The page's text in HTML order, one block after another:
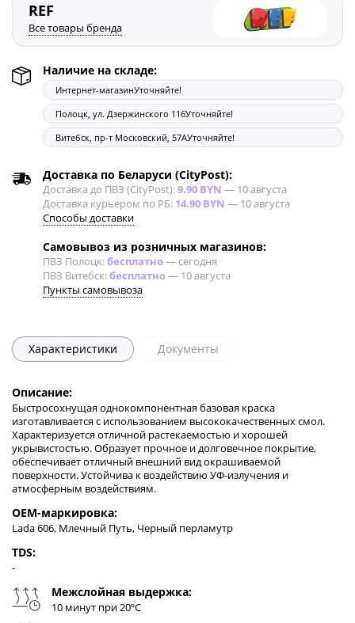
REF
Все товары бренда
Наличие на складе:
Интернет-магазинУточняйте!
Полоцк, ул. Дзержинского 116Уточняйте!
Витебск, пр-т Московский, 57АУточняйте!
Доставка по Беларуси (CityPost):
Доставка до ПВЗ (CityPost):9.90 BYN — 10 августа
Доставка курьером по РБ: 14.90 BYN — 10 августа
Способы доставки
Самовывоз из розничных магазинов:
ПВЗ Полоцк:бесплатно—сегодня
ПВЗ Витебск:бесплатно— 10 августа
Пункты самовывоза
Характеристики Документы
Описание:
Быстросохнущая однокомпонентная базовая краска
изготавливается с использованием высококачественных смол.
Характеризуется отличной растекаемостью и хорошей
укрывистостью. Образует прочное и долговечное покрытие,
обеспечивает отличный внешний вид окрашиваемой
поверхности. Устойчива к воздействию УФ-излучения и
атмосферным воздействиям.
OEM-маркировка:
Lada 606, Млечный Путь, Черный перламутр
TDS:
-
Межслойная выдержка:
10 минут при 20ºC